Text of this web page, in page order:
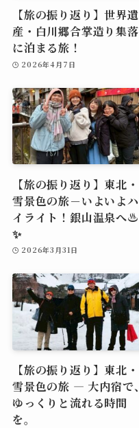
【旅の振り返り】世界遺
産・白川郷合掌造り集落
に泊まる旅！
2026年4月7日
【旅の振り返り】東北・
雪景色の旅－いよいよハ
イライト！銀山温泉へ♨️
✨
2026年3月31日
【旅の振り返り】東北・
雪景色の旅 ― 大内宿で、
ゆっくりと流れる時間
を。